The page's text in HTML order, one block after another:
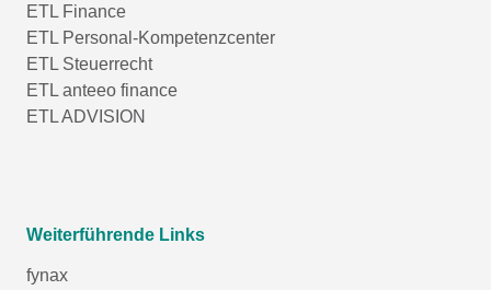
ETL Finance
ETL Personal-Kompetenzcenter
ETL Steuerrecht
ETL anteeo finance
ETL ADVISION
Weiterführende Links
fynax